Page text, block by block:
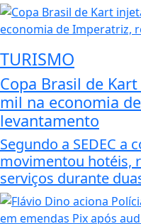
TURISMO
Copa Brasil de
mil na economia
levantamento
Segundo a SEDEC a
movimentou hotéis,
serviços durante